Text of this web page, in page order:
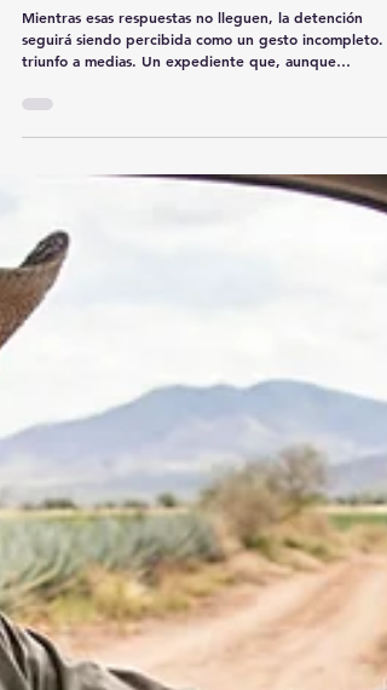
Durango
Mientras esas respuestas no lleguen, la detención
triunfo a medias. Un expediente que, aunque